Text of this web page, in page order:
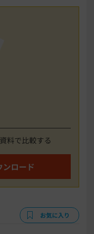
料で比較する
ロード
お気に入り